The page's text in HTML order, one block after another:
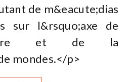
de m&eacute;dias
sur l&rsquo;axe de
et de la
mondes.</p>